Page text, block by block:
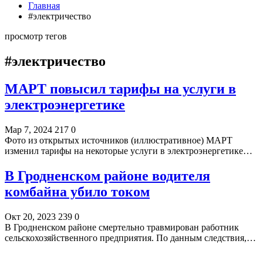
Главная
#электричество
просмотр тегов
#электричество
МАРТ повысил тарифы на услуги в
электроэнергетике
Мар 7, 2024 217 0
Фото из открытых источников (иллюстративное) МАРТ
изменил тарифы на некоторые услуги в электроэнергетике…
В Гродненском районе водителя
комбайна убило током
Окт 20, 2023 239 0
В Гродненском районе смертельно травмирован работник
сельскохозяйственного предприятия. По данным следствия,…